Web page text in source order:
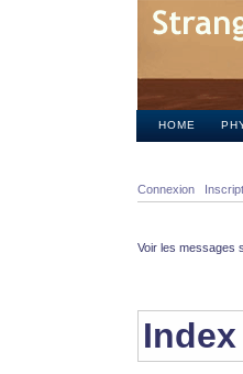
HOME
Connexion
Voir les messages